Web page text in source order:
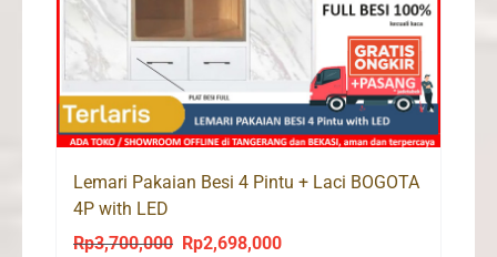
Lemari Pakaian Besi 4 Pintu + Laci BOGOTA
4P with LED
Rp3,700,000
Original
Rp2,698,000Current